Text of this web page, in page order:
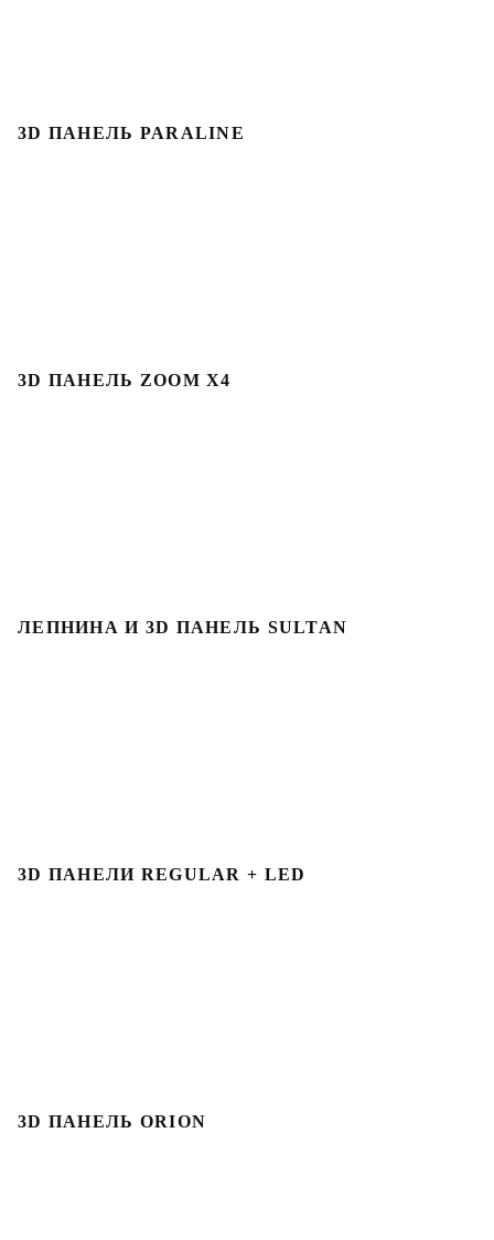
3D ПАНЕЛЬ PARALINE
3D ПАНЕЛЬ ZOOM X4
ЛЕПНИНА И 3D ПАНЕЛЬ SULTAN
3D ПАНЕЛИ REGULAR + LED
3D ПАНЕЛЬ ORION